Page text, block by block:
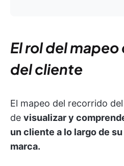
El rol del
del cliente
El mapeo del recorrido
de visualizar y
un cliente a lo largo de
marca.